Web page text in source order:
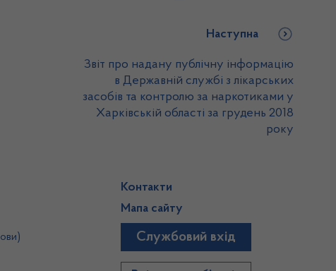
Наступна
Звіт про надану публічну інформацію
в Державній службі з лікарських
засобів та контролю за наркотиками у
Харківській області за грудень 2018
року
Контакти
Мапа сайту
Службовий вхід